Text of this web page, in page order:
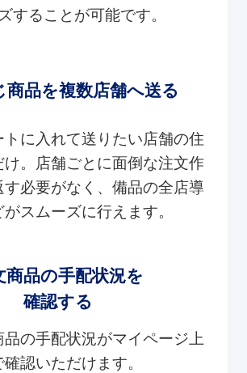
することが可能です。
商品を複数店舗へ送る
トに入れて送りたい店舗の住
け。店舗ごとに面倒な注文作
す必要がなく、備品の全店導
がスムーズに行えます。
商品の手配状況を
確認する
品の手配状況がマイページ上
確認いただけます。